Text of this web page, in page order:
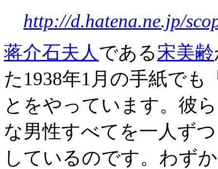
http://d.hatena.ne.jp/
蒋介石夫人 である宋美齢
た1938年1月の手紙でも
とをやっています。彼
な男性すべてを一人ず
しているのです。わず